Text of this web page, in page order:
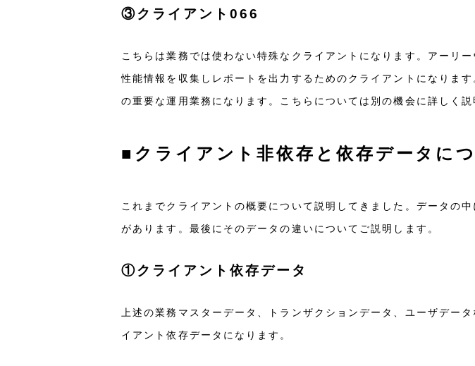
③クライアント066
こちらは業務では使わない特殊なクライアントになります。アーリ
性能情報を収集しレポートを出力するためのクライアントになりま
の重要な運用業務になります。こちらについては別の機会に詳しく説
■クライアント非依存と依存データに
これまでクライアントの概要について説明してきました。データの
があります。最後にそのデータの違いについてご説明します。
①クライアント依存データ
上述の業務マスターデータ、トランザクションデータ、ユーザデー
イアント依存データになります。